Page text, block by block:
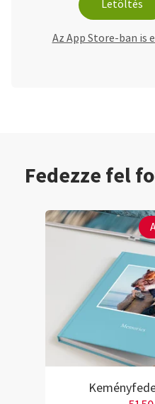
Letöltés
Az App Store-ban is
Fedezze fel